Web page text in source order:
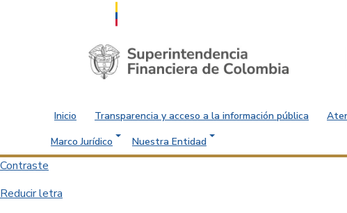
Saltar al contenido principal
Inicio Transparencia y acceso a la información pública
Marco Jurídico
Nuestra Entidad
Contraste
Reducir letra